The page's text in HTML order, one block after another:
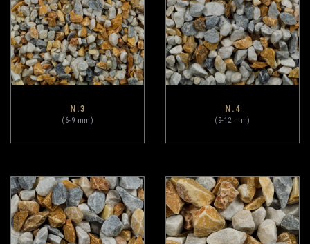
N.3
(6-9 mm)
N.4
(9-12 mm)